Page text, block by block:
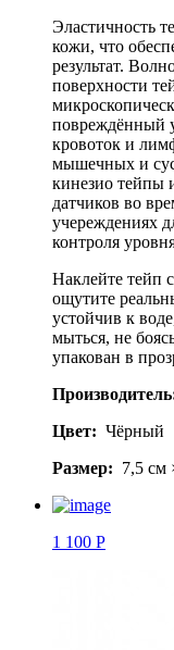
Эластичность
кожи, что
результат.
поверхности
повреждённый
кровоток и
мышечных и
кинезио тейпы
датчиков во
учереждениях
контроля
Наклейте тейп
ощутите
устойчив к
мыться, не
упакован в
Цвет: Чёрный
Размер: 7,5 см
1 100 Р